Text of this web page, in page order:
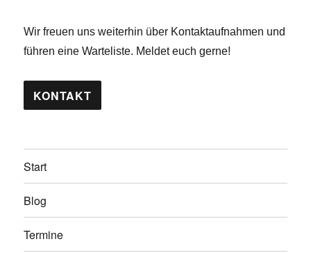
Wir freuen uns weiterhin über Kontaktaufnahmen und
führen eine Warteliste. Meldet euch gerne!
KONTAKT
Start
Blog
Termine